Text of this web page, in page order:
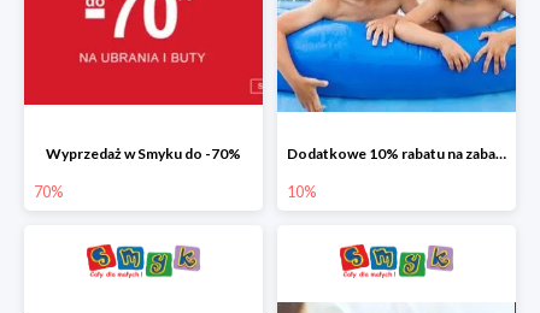
Wyprzedaż w Smyku do -70%
70%
Dodatkowe 10% rabatu na zabawki ogrodowe i baseny
10%